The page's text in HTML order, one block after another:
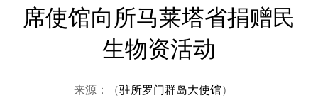
席使馆向所马莱塔省捐赠民
生物资活动
来源：（驻所罗门群岛大使馆）